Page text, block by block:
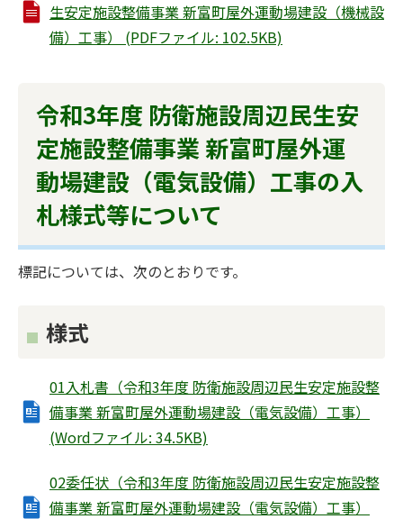
生安定施設整備事業 新富町屋外運動場建設（機械設
備）工事） (PDFファイル: 102.5KB)
令和3年度 防衛施設周辺民生安
定施設整備事業 新富町屋外運
動場建設（電気設備）工事の入
札様式等について
標記については、次のとおりです。
様式
01入札書（令和3年度 防衛施設周辺民生安定施設整
備事業 新富町屋外運動場建設（電気設備）工事）
(Wordファイル: 34.5KB)
02委任状（令和3年度 防衛施設周辺民生安定施設整
備事業 新富町屋外運動場建設（電気設備）工事）